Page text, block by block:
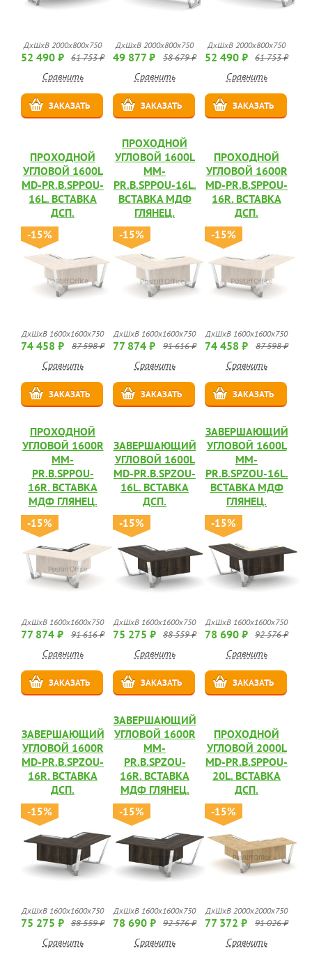
ДхШхВ 2000х800х750
52 490 ₽ 61 753 ₽
Сравнить
ЗАКАЗАТЬ
ДхШхВ 2000х800х750
49 877 ₽ 58 679 ₽
Сравнить
ЗАКАЗАТЬ
ДхШхВ 2000х800х750
52 490 ₽ 61 753 ₽
Сравнить
ЗАКАЗАТЬ
ПРОХОДНОЙ
УГЛОВОЙ 1600L
MD-PR.B.SPPOU-
16L. ВСТАВКА
ДСП.
-15%
ДхШхВ 1600х1600х750
74 458 ₽ 87 598 ₽
Сравнить
ЗАКАЗАТЬ
ПРОХОДНОЙ
УГЛОВОЙ 1600L
MM-
PR.B.SPPOU-16L.
ВСТАВКА МДФ
ГЛЯНЕЦ.
-15%
ДхШхВ 1600х1600х750
77 874 ₽ 91 616 ₽
Сравнить
ЗАКАЗАТЬ
ПРОХОДНОЙ
УГЛОВОЙ 1600R
MD-PR.B.SPPOU-
16R. ВСТАВКА
ДСП.
-15%
ДхШхВ 1600х1600х750
74 458 ₽ 87 598 ₽
Сравнить
ЗАКАЗАТЬ
ПРОХОДНОЙ
УГЛОВОЙ 1600R
MM-
PR.B.SPPOU-
16R. ВСТАВКА
МДФ ГЛЯНЕЦ.
-15%
ДхШхВ 1600х1600х750
77 874 ₽ 91 616 ₽
Сравнить
ЗАКАЗАТЬ
ЗАВЕРШАЮЩИЙ
УГЛОВОЙ 1600L
MD-PR.B.SPZOU-
16L. ВСТАВКА
ДСП.
-15%
ДхШхВ 1600х1600х750
75 275 ₽ 88 559 ₽
Сравнить
ЗАКАЗАТЬ
ЗАВЕРШАЮЩИЙ
УГЛОВОЙ 1600L
MM-
PR.B.SPZOU-16L.
ВСТАВКА МДФ
ГЛЯНЕЦ.
-15%
ДхШхВ 1600х1600х750
78 690 ₽ 92 576 ₽
Сравнить
ЗАКАЗАТЬ
ЗАВЕРШАЮЩИЙ
УГЛОВОЙ 1600R
MD-PR.B.SPZOU-
16R. ВСТАВКА
ДСП.
-15%
ДхШхВ 1600х1600х750
75 275 ₽ 88 559 ₽
Сравнить
ЗАВЕРШАЮЩИЙ
УГЛОВОЙ 1600R
MM-
PR.B.SPZOU-
16R. ВСТАВКА
МДФ ГЛЯНЕЦ.
-15%
ДхШхВ 1600х1600х750
78 690 ₽ 92 576 ₽
Сравнить
ПРОХОДНОЙ
УГЛОВОЙ 2000L
MD-PR.B.SPPOU-
20L. ВСТАВКА
ДСП.
-15%
ДхШхВ 2000х2000х750
77 372 ₽ 91 026 ₽
Сравнить